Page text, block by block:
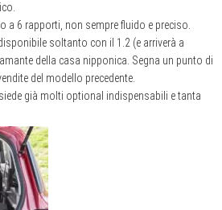
a 6 rapporti, non sempre fluido e preciso.
soltanto con il 1.2 (e arriverà a
della casa nipponica. Segna un punto di
del modello precedente.
già molti optional indispensabili e tanta